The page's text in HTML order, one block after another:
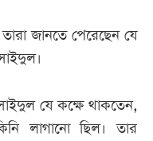
জানতে পেরেছেন যে
যে কক্ষে থাকতেন,
লাগানো ছিল। তার